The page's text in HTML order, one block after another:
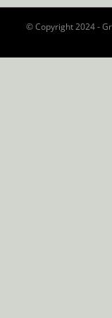
© Copyright 2024 -